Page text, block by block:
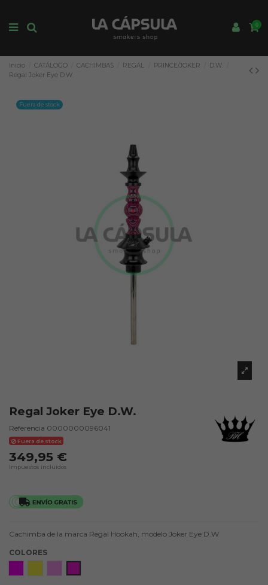
0
Inicio CATÁLOGO CACHIMBAS REGAL PRINCE/JOKER
D.W.
Regal Joker Eye D.W.
Fuera de stock
Regal Joker Eye D.W.
Referencia 0000000096041
Fuera de stock
349,95 €
Impuestos incluidos
Cachimba de la marca Regal Hookah, modelo Joker Eye D.W
COLORES